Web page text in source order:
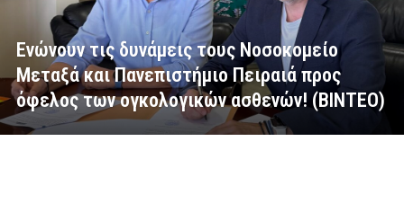
Ενώνουν τις δυνάμεις τους Νοσοκομείο
Μεταξά και Πανεπιστήμιο Πειραιά προς
όφελος των ογκολογικών ασθενών! (ΒΙΝΤΕΟ)